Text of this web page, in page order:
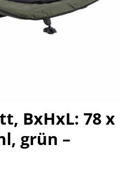
BxHxL: 78 x
grün –